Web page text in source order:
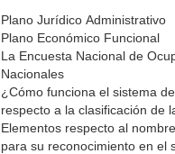
Plano Jurídico Administrativo
Plano Económico Funcional
La Encuesta Nacional de
Nacionales
¿Cómo funciona el sistema
respecto a la clasificación de
Elementos respecto al
para su reconocimiento en el